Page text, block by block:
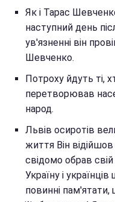
Як і Тарас
наступний день
ув'язненні він
Шевченко.
Потроху йдуть ті,
перетворював
народ.
Львів осиротів
життя Він
свідомо обрав
Україну і
повинні пам'ятати,